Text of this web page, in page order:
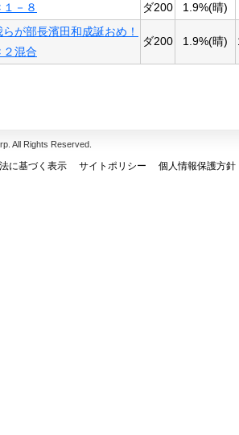
１－８ ダ200 1.9%(晴)
らが部長濱田和成誕おめ！
２混合
ダ200 1.9%(晴)
All Rights Reserved.
に基づく表示 サイトポリシー
個人情報保護方針